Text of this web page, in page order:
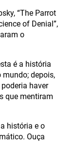
“The Parrot
of Denial”,
o
é a história
mundo; depois,
haver
que mentiram
história e o
Ouça